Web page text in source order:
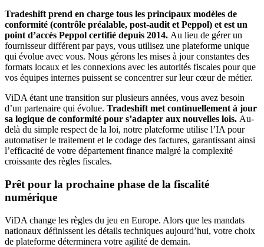
Tradeshift prend en charge tous les principaux modèles de
conformité (contrôle préalable, post-audit et Peppol) et est un
point d’accès Peppol certifié depuis 2014. Au lieu de gérer un
fournisseur différent par pays, vous utilisez une plateforme unique
qui évolue avec vous. Nous gérons les mises à jour constantes des
formats locaux et les connexions avec les autorités fiscales pour que
vos équipes internes puissent se concentrer sur leur cœur de métier.
ViDA étant une transition sur plusieurs années, vous avez besoin
d’un partenaire qui évolue. Tradeshift met continuellement à jour
sa logique de conformité pour s’adapter aux nouvelles lois. Au-
delà du simple respect de la loi, notre plateforme utilise l’IA pour
automatiser le traitement et le codage des factures, garantissant ainsi
l’efficacité de votre département finance malgré la complexité
croissante des règles fiscales.
Prêt pour la prochaine phase de la fiscalité
numérique
ViDA change les règles du jeu en Europe. Alors que les mandats
nationaux définissent les détails techniques aujourd’hui, votre choix
de plateforme déterminera votre agilité de demain.